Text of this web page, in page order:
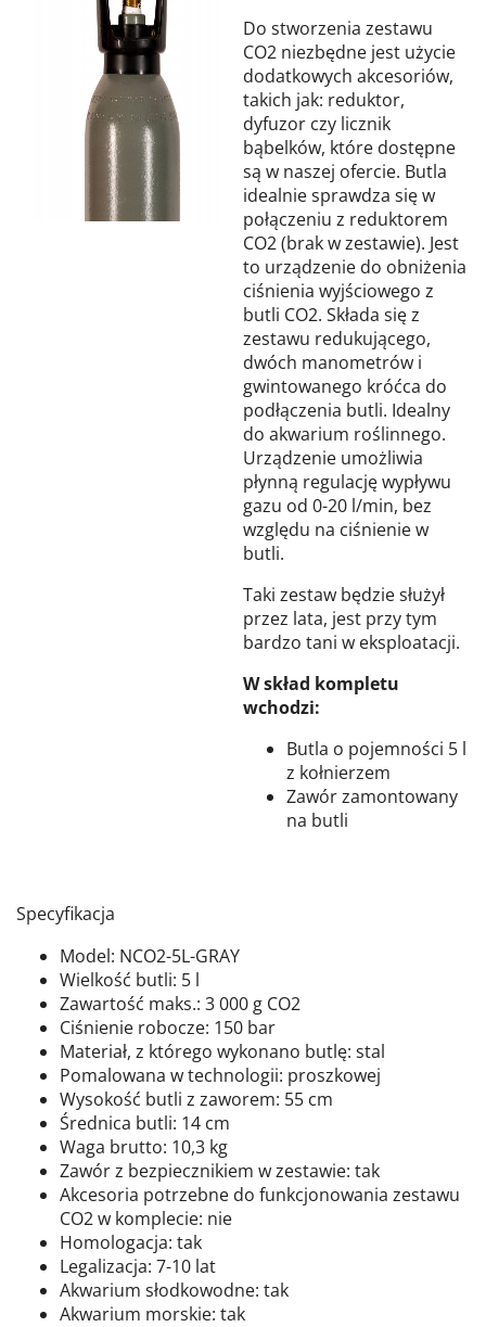
Do stworzenia zestawu
CO2 niezbędne jest użycie
dodatkowych akcesoriów,
takich jak: reduktor,
dyfuzor czy licznik
bąbelków, które dostępne
są w naszej ofercie. Butla
idealnie sprawdza się w
połączeniu z reduktorem
CO2 (brak w zestawie). Jest
to urządzenie do obniżenia
ciśnienia wyjściowego z
butli CO2. Składa się z
zestawu redukującego,
dwóch manometrów i
gwintowanego króćca do
podłączenia butli. Idealny
do akwarium roślinnego.
Urządzenie umożliwia
płynną regulację wypływu
gazu od 0-20 l/min, bez
względu na ciśnienie w
butli.
Taki zestaw będzie służył
przez lata, jest przy tym
bardzo tani w eksploatacji.
W skład kompletu
wchodzi:
Butla o pojemności 5 l
z kołnierzem
Zawór zamontowany
na butli
Specyfikacja
Model: NCO2-5L-GRAY
Wielkość butli: 5 l
Zawartość maks.: 3 000 g CO2
Ciśnienie robocze: 150 bar
Materiał, z którego wykonano butlę: stal
Pomalowana w technologii: proszkowej
Wysokość butli z zaworem: 55 cm
Średnica butli: 14 cm
Waga brutto: 10,3 kg
Zawór z bezpiecznikiem w zestawie: tak
Akcesoria potrzebne do funkcjonowania zestawu
CO2 w komplecie: nie
Homologacja: tak
Legalizacja: 7-10 lat
Akwarium słodkowodne: tak
Akwarium morskie: tak